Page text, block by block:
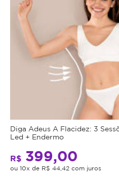
Diga Adeus A Flacidez: 3
Led + Endermo
R$ 399,00
ou 10x de R$ 44,42 com juros